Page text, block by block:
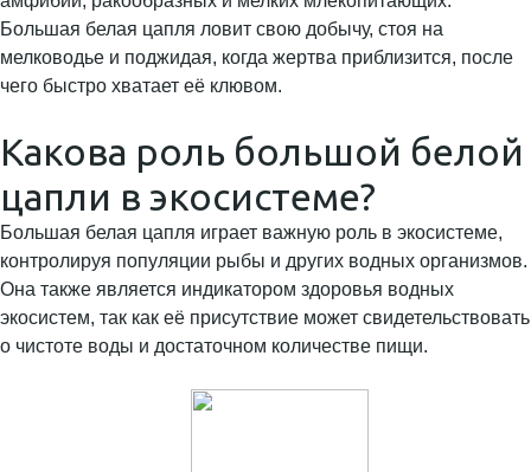
Большая белая цапля ловит свою добычу, стоя на
мелководье и поджидая, когда жертва приблизится, после
чего быстро хватает её клювом.
Какова роль большой белой
цапли в экосистеме?
Большая белая цапля играет важную роль в экосистеме,
контролируя популяции рыбы и других водных организмов.
Она также является индикатором здоровья водных
экосистем, так как её присутствие может свидетельствовать
о чистоте воды и достаточном количестве пищи.